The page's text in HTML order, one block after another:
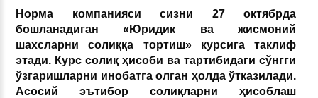
Норма компанияси сизни 27 октябрда
бошланадиган «Юридик ва жисмоний
шахсларни солиққа тортиш» курсига таклиф
этади. Курс солиқ ҳисоби ва тартибидаги сўнгги
ўзгаришларни инобатга олган ҳолда ўтказилади.
Асосий эътибор солиқларни ҳисоблаш